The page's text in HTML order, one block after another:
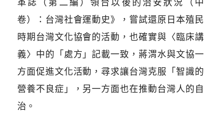
革誌（第二編）領台以後的治安狀況（中
卷）：台灣社會運動史》，嘗試還原日本殖民
時期台灣文化協會的活動，也確實與〈臨床講
義〉中的「處方」記載一致，蔣渭水與文協一
方面促進文化活動，尋求讓台灣克服「智識的
營養不良症」，另一方面也在推動台灣人的自
治。